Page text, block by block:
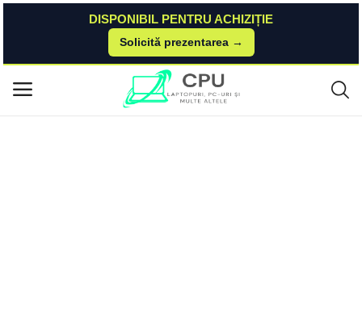
DISPONIBIL PENTRU ACHIZIȚIE
Solicită prezentarea →
Meniu principal
Pachet ASUS Premium Care+ Bronze - Extensie de garanție international
ă de la 2 ani la 3 ani pentru Laptop